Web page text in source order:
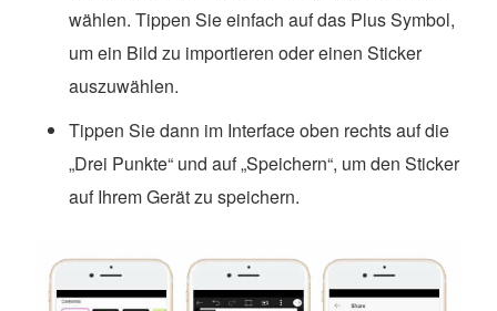
wählen. Tippen Sie einfach auf das Plus Symbol,
um ein Bild zu importieren oder einen Sticker
auszuwählen.
Tippen Sie dann im Interface oben rechts auf die
„Drei Punkte“ und auf „Speichern“, um den Sticker
auf Ihrem Gerät zu speichern.